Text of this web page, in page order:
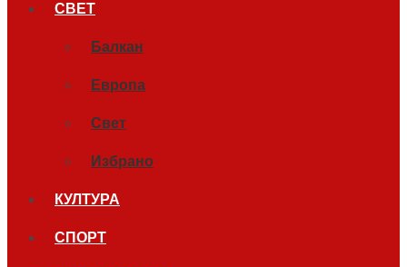
СВЕТ
Балкан
Европа
Свет
Избрано
КУЛТУРА
СПОРТ